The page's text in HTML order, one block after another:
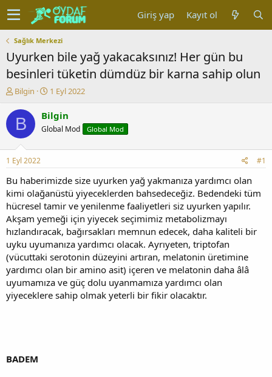
Giriş yap Kayıt ol
Sağlık Merkezi
Uyurken bile yağ yakacaksınız! Her gün bu
besinleri tüketin dümdüz bir karna sahip olun
K
n
u
y
b
a
ş
a
t
a
n
Bilgin
B
ş
a
ç
a
r
i
h
i
1 Eyl 2022
B Bilgin
Global Mod Global Mod
1 Eyl 2022 #1
Bu haberimizde size uyurken yağ yakmanıza yardımcı olan
kimi olağanüstü yiyeceklerden bahsedeceğiz. Bedendeki tüm
hücresel tamir ve yenilenme faaliyetleri siz uyurken yapılır.
Akşam yemeği için yiyecek seçimimiz metabolizmayı
hızlandıracak, bağırsakları memnun edecek, daha kaliteli bir
uyku uyumanıza yardımcı olacak. Ayrıyeten, triptofan
(vücuttaki serotonin düzeyini artıran, melatonin üretimine
yardımcı olan bir amino asit) içeren ve melatonin daha âlâ
uyumamıza ve güç dolu uyanmamıza yardımcı olan
yiyeceklere sahip olmak yeterli bir fikir olacaktır.
BADEM